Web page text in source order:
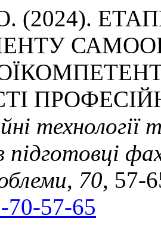
О. (2024).
технології
підготовці
, 70, 57-
70-57-65